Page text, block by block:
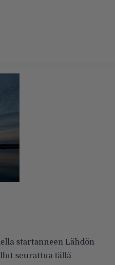
startanneen Lähdön
seurattua tällä